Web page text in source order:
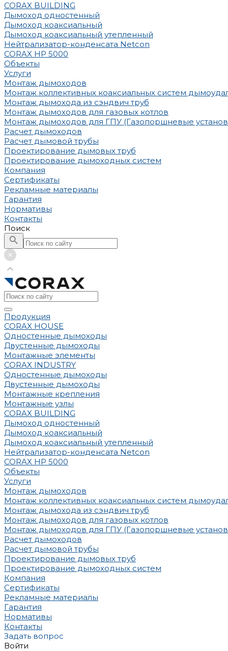
CORAX BUILDING
Дымоход одностенный
Дымоход коаксиальный
Дымоход коаксиальный утепленный
Нейтрализатор-конденсата Netcon
CORAX HP 5000
Объекты
Услуги
Монтаж дымоходов
Монтаж коллективных коаксиальных систем
Монтаж дымохода из сэндвич труб
Монтаж дымоходов для газовых котлов
Монтаж дымоходов для ГПУ (Газопоршневые
Расчет дымоходов
Расчет дымовой трубы
Проектирование дымовых труб
Проектирование дымоходных систем
Компания
Сертификаты
Рекламные материалы
Гарантия
Нормативы
Контакты
Поиск
Продукция
CORAX HOUSE
Одностенные дымоходы
Двустенные дымоходы
Монтажные элементы
CORAX INDUSTRY
Одностенные дымоходы
Двустенные дымоходы
Монтажные крепления
Монтажные узлы
CORAX BUILDING
Дымоход одностенный
Дымоход коаксиальный
Дымоход коаксиальный утепленный
Нейтрализатор-конденсата Netcon
CORAX HP 5000
Объекты
Услуги
Монтаж дымоходов
Монтаж коллективных коаксиальных систем
Монтаж дымохода из сэндвич труб
Монтаж дымоходов для газовых котлов
Монтаж дымоходов для ГПУ (Газопоршневые
Расчет дымоходов
Расчет дымовой трубы
Проектирование дымовых труб
Проектирование дымоходных систем
Компания
Сертификаты
Рекламные материалы
Гарантия
Нормативы
Контакты
Задать вопрос
Войти